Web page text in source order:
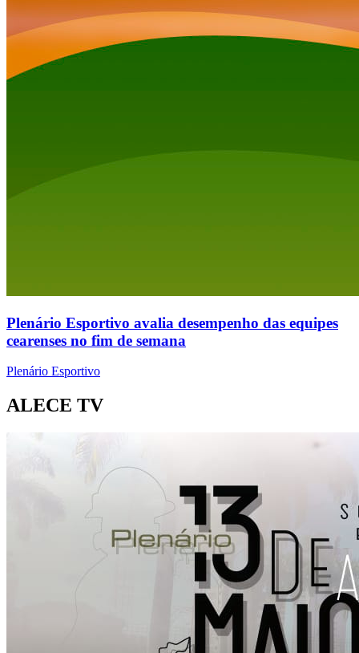
Plenário Esportivo avalia desempenho das equipes
cearenses no fim de semana
Plenário Esportivo
ALECE TV